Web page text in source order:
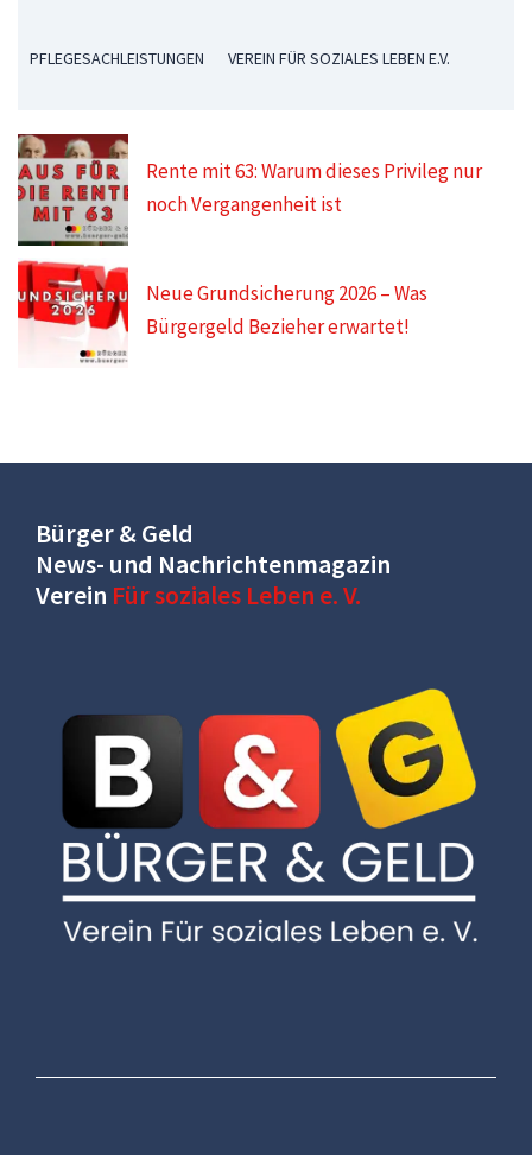
PFLEGESACHLEISTUNGEN VEREIN FÜR SOZIALES LEBEN E.V.
Rente mit 63: Warum dieses Privileg nur
noch Vergangenheit ist
Neue Grundsicherung 2026 – Was
Bürgergeld Bezieher erwartet!
Bürger & Geld
News- und Nachrichtenmagazin
Verein Für soziales Leben e. V.